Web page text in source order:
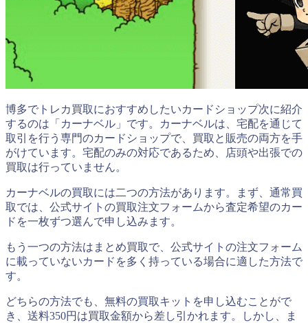
博多でトレカ買取におすすめしたいカードショップ次に紹介
するのは「カーナベル」です。カーナベルは、宅配を通じて
取引を行う専門のカードショップで、買取と販売の両方を手
がけています。宅配のみの対応であるため、店頭や出張での
買取は行っていません。
カーナベルの買取には二つの方法があります。まず、通常買
取では、公式サイトの買取注文フォームから査定希望のカー
ドを一枚ずつ選んで申し込みます。
もう一つの方法はまとめ買取で、公式サイトの注文フォーム
に載っていないカードを多く持っている場合に適した方法で
す。
どちらの方法でも、無料の買取キットを申し込むことがで
き、送料350円は買取金額から差し引かれます。しかし、ま